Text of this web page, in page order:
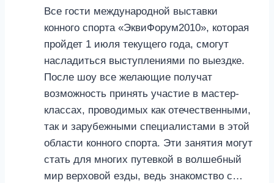
Все гости международной выставки
конного спорта «ЭквиФорум2010», которая
пройдет 1 июля текущего года, смогут
насладиться выступлениями по выездке.
После шоу все желающие получат
возможность принять участие в мастер-
классах, проводимых как отечественными,
так и зарубежными специалистами в этой
области конного спорта. Эти занятия могут
стать для многих путевкой в волшебный
мир верховой езды, ведь знакомство с…